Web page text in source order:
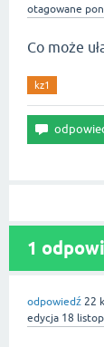
otagowane
Co może
kz1
1
odpowiedź 22
edycja 18